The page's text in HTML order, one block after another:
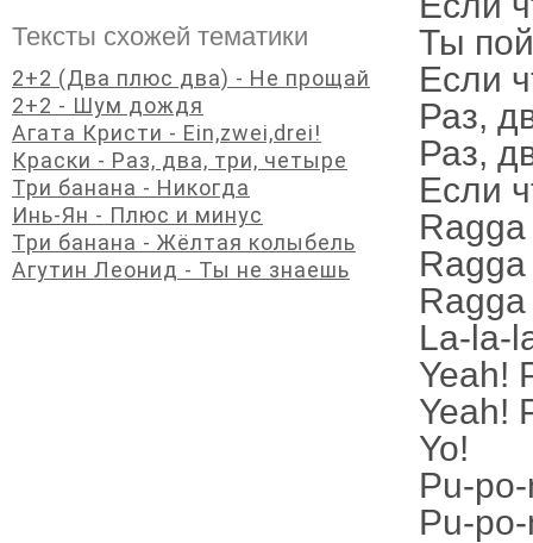
Ты
Если
Раз,
Раз,
Если
La-la-
Yeah!
Yeah!
Yo!
Pu-
Pu-
Тексты схожей тематики
2+2 (Два плюс два) - Не прощай
2+2 - Шум дождя
Агата Кристи - Ein,zwei,drei!
Краски - Раз, два, три, четыре
Три банана - Никогда
Инь-Ян - Плюс и минус
Три банана - Жёлтая колыбель
Агутин Леонид - Ты не знаешь